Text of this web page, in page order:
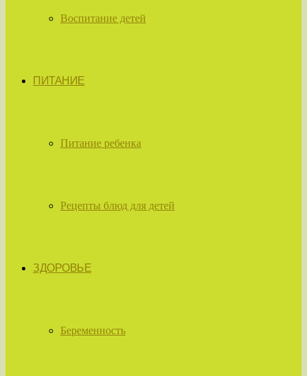
Воспитание детей
ПИТАНИЕ
Питание ребенка
Рецепты блюд для детей
ЗДОРОВЬЕ
Беременность